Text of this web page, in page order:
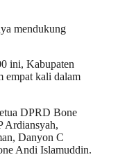
mendukung
ini, Kabupaten
empat kali dalam
DPRD Bone
Ardiansyah,
Danyon C
Andi Islamuddin.